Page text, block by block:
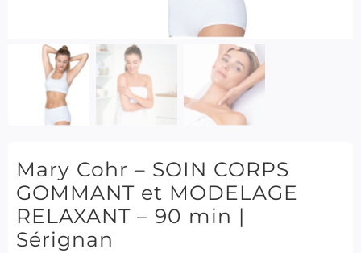
Mary Cohr – SOIN CORPS
GOMMANT et MODELAGE
RELAXANT – 90 min |
Sérignan